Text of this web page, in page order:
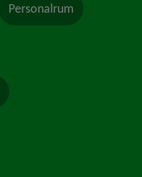
Personalrum